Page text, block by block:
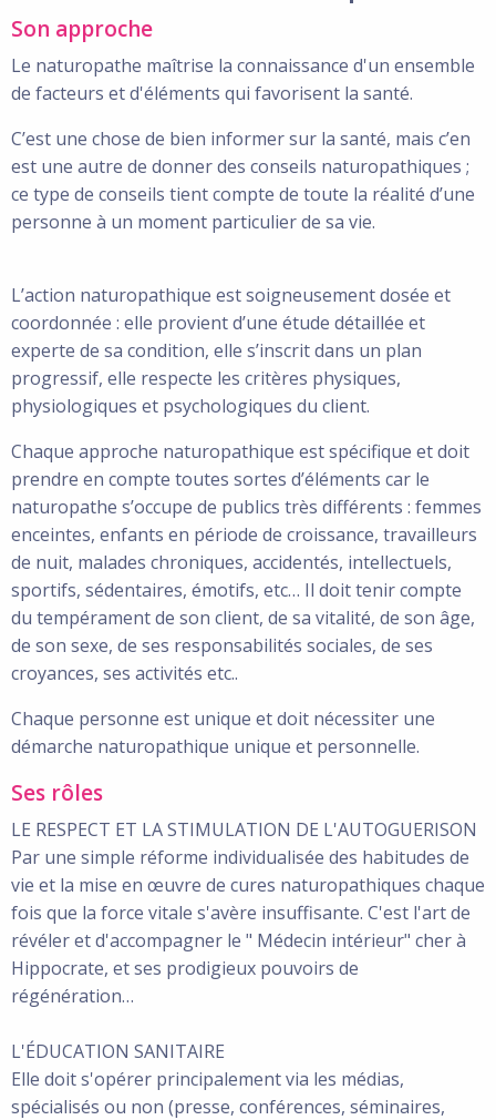
Son approche
Le naturopathe maîtrise la connaissance d'un ensemble
de facteurs et d'éléments qui favorisent la santé.
C’est une chose de bien informer sur la santé, mais c’en
est une autre de donner des conseils naturopathiques ;
ce type de conseils tient compte de toute la réalité d’une
personne à un moment particulier de sa vie.
L’action naturopathique est soigneusement dosée et
coordonnée : elle provient d’une étude détaillée et
experte de sa condition, elle s’inscrit dans un plan
progressif, elle respecte les critères physiques,
physiologiques et psychologiques du client.
Chaque approche naturopathique est spécifique et doit
prendre en compte toutes sortes d’éléments car le
naturopathe s’occupe de publics très différents : femmes
enceintes, enfants en période de croissance, travailleurs
de nuit, malades chroniques, accidentés, intellectuels,
sportifs, sédentaires, émotifs, etc… Il doit tenir compte
du tempérament de son client, de sa vitalité, de son âge,
de son sexe, de ses responsabilités sociales, de ses
croyances, ses activités etc..
Chaque personne est unique et doit nécessiter une
démarche naturopathique unique et personnelle.
Ses rôles
LE RESPECT ET LA STIMULATION DE L'AUTOGUERISON
Par une simple réforme individualisée des habitudes de
vie et la mise en œuvre de cures naturopathiques chaque
fois que la force vitale s'avère insuffisante. C'est l'art de
révéler et d'accompagner le " Médecin intérieur" cher à
Hippocrate, et ses prodigieux pouvoirs de
régénération…
L'ÉDUCATION SANITAIRE
Elle doit s'opérer principalement via les médias,
spécialisés ou non (presse, conférences, séminaires,